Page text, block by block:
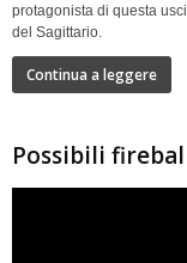
protagonista di questa
del Sagittario.
Continua a leggere
Possibili